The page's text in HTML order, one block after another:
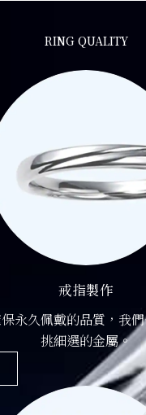
RING QUALITY
戒指製作
永久佩戴的品質，我
挑細選的金屬。